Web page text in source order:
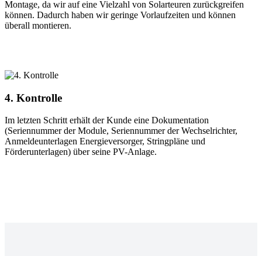
Montage, da wir auf eine Vielzahl von Solarteuren zurückgreifen
können. Dadurch haben wir geringe Vorlaufzeiten und können
überall montieren.
4. Kontrolle
Im letzten Schritt erhält der Kunde eine Dokumentation
(Seriennummer der Module, Seriennummer der Wechselrichter,
Anmeldeunterlagen Energieversorger, Stringpläne und
Förderunterlagen) über seine PV-Anlage.